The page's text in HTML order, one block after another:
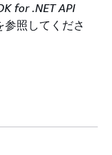
for .NET API
参照してくださ